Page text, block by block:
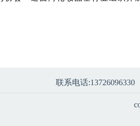
联系电话:13726096330